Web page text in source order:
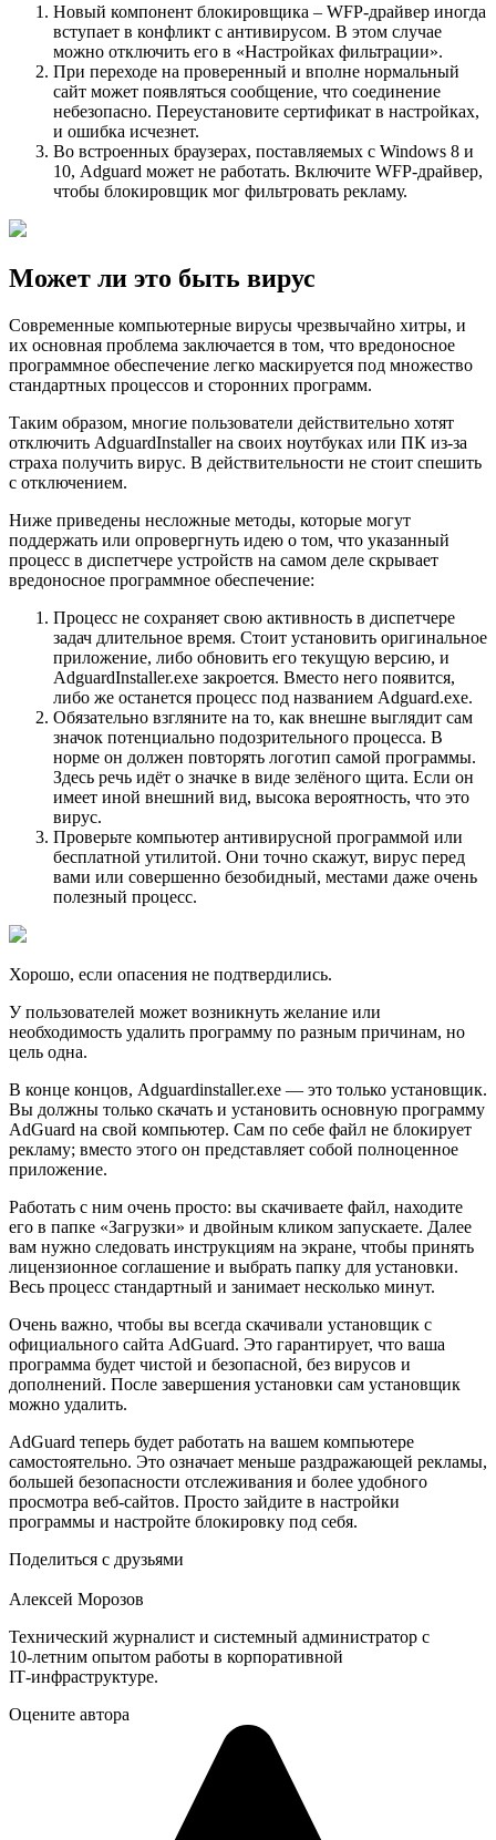
Новый компонент блокировщика – WFP-драйвер иногда
вступает в конфликт с антивирусом. В этом случае
можно отключить его в «Настройках фильтрации».
При переходе на проверенный и вполне нормальный
сайт может появляться сообщение, что соединение
небезопасно. Переустановите сертификат в настройках,
и ошибка исчезнет.
Во встроенных браузерах, поставляемых с Windows 8 и
10, Adguard может не работать. Включите WFP-драйвер,
чтобы блокировщик мог фильтровать рекламу.
Может ли это быть вирус
Современные компьютерные вирусы чрезвычайно хитры, и
их основная проблема заключается в том, что вредоносное
программное обеспечение легко маскируется под множество
стандартных процессов и сторонних программ.
Таким образом, многие пользователи действительно хотят
отключить AdguardInstaller на своих ноутбуках или ПК из-за
страха получить вирус. В действительности не стоит спешить
с отключением.
Ниже приведены несложные методы, которые могут
поддержать или опровергнуть идею о том, что указанный
процесс в диспетчере устройств на самом деле скрывает
вредоносное программное обеспечение:
Процесс не сохраняет свою активность в диспетчере
задач длительное время. Стоит установить оригинальное
приложение, либо обновить его текущую версию, и
AdguardInstaller.exe закроется. Вместо него появится,
либо же останется процесс под названием Adguard.exe.
Обязательно взгляните на то, как внешне выглядит сам
значок потенциально подозрительного процесса. В
норме он должен повторять логотип самой программы.
Здесь речь идёт о значке в виде зелёного щита. Если он
имеет иной внешний вид, высока вероятность, что это
вирус.
Проверьте компьютер антивирусной программой или
бесплатной утилитой. Они точно скажут, вирус перед
вами или совершенно безобидный, местами даже очень
полезный процесс.
Хорошо, если опасения не подтвердились.
У пользователей может возникнуть желание или
необходимость удалить программу по разным причинам, но
цель одна.
В конце концов, Adguardinstaller.exe — это только установщик.
Вы должны только скачать и установить основную программу
AdGuard на свой компьютер. Сам по себе файл не блокирует
рекламу; вместо этого он представляет собой полноценное
приложение.
Работать с ним очень просто: вы скачиваете файл, находите
его в папке «Загрyзки» и двойным кликом запускаете. Далее
вам нужно следовать инструкциям на экране, чтобы принять
лицензионное соглашение и выбрать папку для установки.
Весь процесс стандартный и занимает несколько минут.
Очень важно, чтобы вы всегда скачивали установщик с
официального сайта AdGuard. Это гарантирует, что ваша
программа будет чистой и безопасной, без вирусов и
дополнений. После завершения установки сам установщик
можно удалить.
AdGuard теперь будет работать на вашем компьютере
самостоятельно. Это означает меньше раздражающей рекламы,
большей безопасности отслеживания и более удобного
просмотра веб-сайтов. Просто зайдите в настройки
программы и настройте блокировку под себя.
Поделиться с друзьями
Алексей Морозов
Технический журналист и системный администратор с
10‑летним опытом работы в корпоративной
IT‑инфраструктуре.
Оцените автора